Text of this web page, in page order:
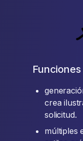
Funciones
crea
solicitud.
múltiples